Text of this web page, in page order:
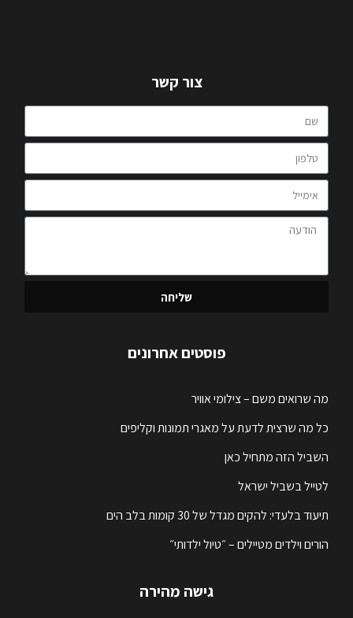
צור קשר
שליחה
פוסטים אחרונים
מה שרואים משם – צילומי אוויר
כל מה שרצית לדעת על מאגרי תמונות וקליפים
השביל הזה מתחיל כאן
לטייל בשביל ישראל
תיעוד בלעדי: להקים מגדל של 30 קומות בלב הים
הורים וילדים מטיילים – ״טיול ילדותי״
גישה מהירה